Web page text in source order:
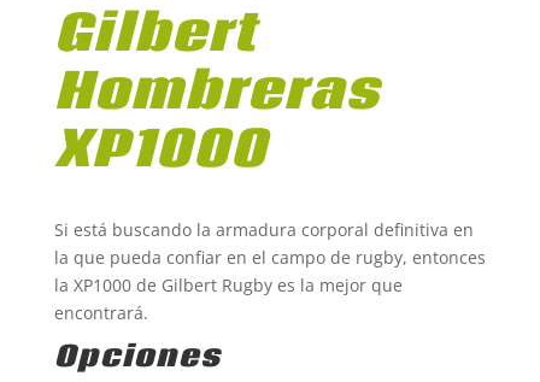
Gilbert
Hombreras
XP1000
Si está buscando la armadura corporal definitiva en
la que pueda confiar en el campo de rugby, entonces
la XP1000 de Gilbert Rugby es la mejor que
encontrará.
Opciones